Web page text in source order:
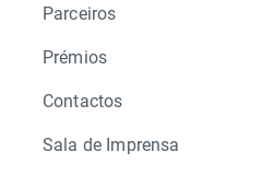
Parceiros
Prémios
Contactos
Sala de Imprensa